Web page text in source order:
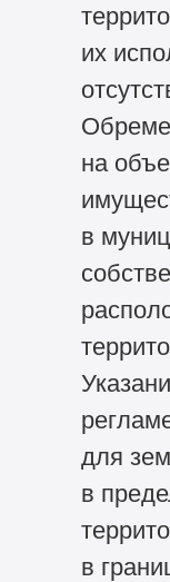
их
на
в
для
в
в